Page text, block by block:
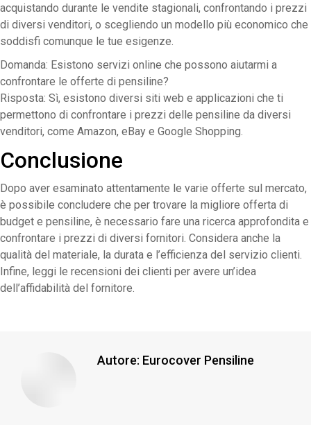
acquistando durante le vendite stagionali, confrontando i prezzi
di diversi venditori, o scegliendo un modello più economico che
soddisfi comunque le tue esigenze.
Domanda: Esistono servizi online che possono aiutarmi a
confrontare le offerte di pensiline?
Risposta: Sì, esistono diversi siti web e applicazioni che ti
permettono di confrontare i prezzi delle pensiline da diversi
venditori, come Amazon, eBay e Google Shopping.
Conclusione
Dopo aver esaminato attentamente le varie offerte sul mercato,
è possibile concludere che per trovare la migliore offerta di
budget e pensiline, è necessario fare una ricerca approfondita e
confrontare i prezzi di diversi fornitori. Considera anche la
qualità del materiale, la durata e l’efficienza del servizio clienti.
Infine, leggi le recensioni dei clienti per avere un’idea
dell’affidabilità del fornitore.
Autore: Eurocover Pensiline